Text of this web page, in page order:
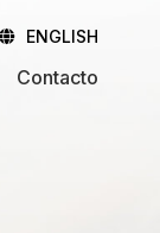
ENGLISH
Contacto